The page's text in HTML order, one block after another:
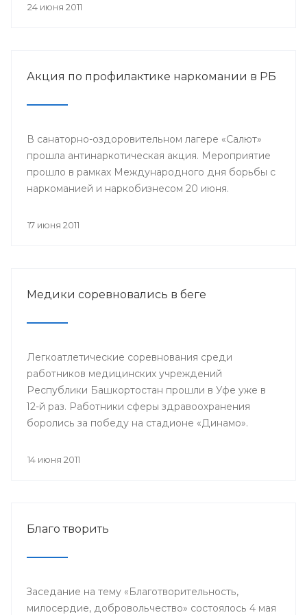
24 июня 2011
Акция по профилактике наркомании в РБ
В санаторно-оздоровительном лагере «Салют»
прошла антинаркотическая акция. Мероприятие
прошло в рамках Международного дня борьбы с
наркоманией и наркобизнесом 20 июня.
17 июня 2011
Медики соревновались в беге
Легкоатлетические соревнования среди
работников медицинских учреждений
Республики Башкортостан прошли в Уфе уже в
12-й раз. Работники сферы здравоохранения
боролись за победу на стадионе «Динамо».
14 июня 2011
Благо творить
Заседание на тему «Благотворительность,
милосердие, добровольчество» состоялось 4 мая